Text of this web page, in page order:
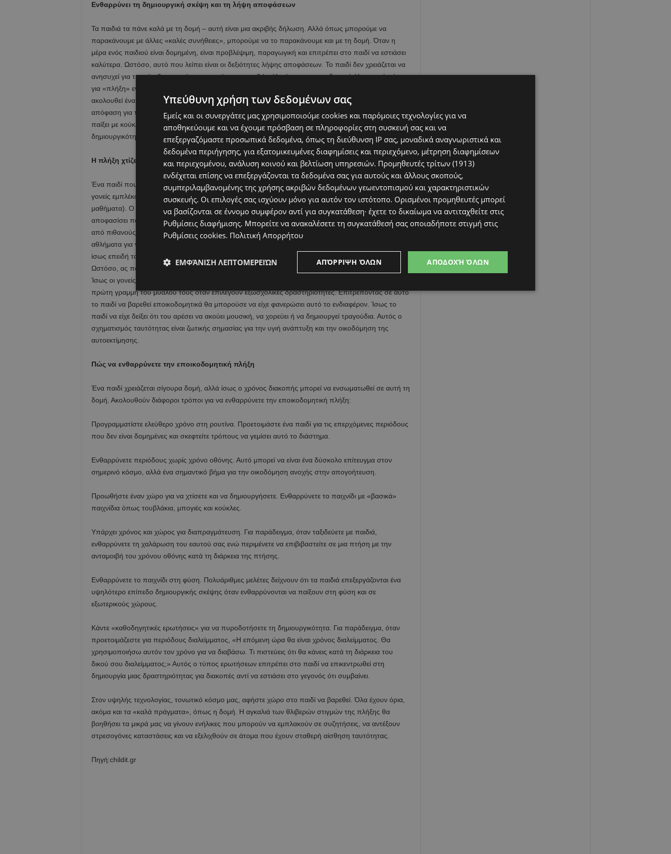
Ενθαρρύνει τη δημιουργική σκέψη και τη λήψη αποφάσεων
Τα παιδιά τα πάνε καλά με τη δομή – αυτή είναι μια ακριβής δήλωση. Αλλά όπως μπορούμε να
παρακάνουμε με άλλες «καλές συνήθειες», μπορούμε να το παρακάνουμε και με τη δομή. Όταν η
μέρα ενός παιδιού είναι δομημένη, είναι προβλέψιμη, παραγωγική και επιτρέπει στο παιδί να εστιάσει
καλύτερα. Ωστόσο, αυτό που λείπει είναι οι δεξιότητες λήψης αποφάσεων. Το παιδί δεν χρειάζεται να
ανησυχεί για το πώς θα αφιερώσει τον χρόνο του, καθώς όλα έχουν προσχεδιαστεί. Η παροχή χώρου
για «πλήξη» ενθαρρύνει τη δημιουργική σκέψη και τις δεξιότητες επίλυσης προβλημάτων. Αντί να
ακολουθεί ένα πρόγραμμα και να πηγαίνει στην επόμενη εργασία, το παιδί θα πρέπει να πάρει μια
απόφαση για το πώς θα αφιερώσει το χρόνο του. Αυτό μπορεί να οδηγήσει στο να αποφασίσει να
παίξει με κούκλες που καλλιεργούν τη φαντασία, να αρπάξει μπογιές που μπορούν να ενισχύσουν τη
δημιουργικότητα ή να χτίσει ένα οχυρό που ενισχύει τις χωρικές δεξιότητες.
Η πλήξη χτίζει την ταυτότητα
Ένα παιδί που του δίνεται ο χώρος να αποφασίσει τι θέλει να κάνει είναι να χτίζει ταυτότητα. Συχνά, οι
γονείς εμπλέκουν τα παιδιά τους σε πολλές δραστηριότητες (αθλήματα, σύλλογοι, εξωσχολικά
μαθήματα). Ο στόχος είναι να εκτεθεί το παιδί σε πολλές εναλλακτικές λύσεις και στη συνέχεια να
αποφασίσει ποιες απολαμβάνουν περισσότερο. Αυτή είναι μια δίκαιη ιδέα, αλλά συνοδεύεται επίσης
από πιθανούς περιορισμούς και προκαταλήψεις. Για παράδειγμα, ένα παιδί συμμετέχει σε πολλά
αθλήματα για να προσδιορίσει ποιο προτιμά. Ας υποθέσουμε ότι το παιδί επιλέγει το ποδόσφαιρο,
ίσως επειδή τα καταφέρνει καλύτερα σε αυτό το άθλημα ή επειδή το έχουν ενθαρρύνει οι γονείς.
Ωστόσο, ας πούμε επίσης ότι αυτό το παιδί έχει εσωτερική δημιουργικότητα και μια θέση για μουσική.
Ίσως οι γονείς δεν είχαν ποτέ έλξη προς τη μουσική και τα όργανα, οπότε αυτή η ιδέα δεν ήταν στην
πρώτη γραμμή του μυαλού τους όταν επιλέγουν εξωσχολικές δραστηριότητες. Επιτρέποντας σε αυτό
το παιδί να βαρεθεί εποικοδομητικά θα μπορούσε να είχε φανερώσει αυτό το ενδιαφέρον. Ίσως το
παιδί να είχε δείξει ότι του αρέσει να ακούει μουσική, να χορεύει ή να δημιουργεί τραγούδια. Αυτός ο
σχηματισμός ταυτότητας είναι ζωτικής σημασίας για την υγιή ανάπτυξη και την οικοδόμηση της
αυτοεκτίμησης.
Πώς να ενθαρρύνετε την εποικοδομητική πλήξη
Ένα παιδί χρειάζεται σίγουρα δομή, αλλά ίσως ο χρόνος διακοπής μπορεί να ενσωματωθεί σε αυτή τη
δομή. Ακολουθούν διάφοροι τρόποι για να ενθαρρύνετε την εποικοδομητική πλήξη:
Προγραμματίστε ελεύθερο χρόνο στη ρουτίνα. Προετοιμάστε ένα παιδί για τις επερχόμενες περιόδους
που δεν είναι δομημένες και σκεφτείτε τρόπους να γεμίσει αυτό το διάστημα.
Ενθαρρύνετε περιόδους χωρίς χρόνο οθόνης. Αυτό μπορεί να είναι ένα δύσκολο επίτευγμα στον
σημερινό κόσμο, αλλά ένα σημαντικό βήμα για την οικοδόμηση ανοχής στην απογοήτευση.
Προωθήστε έναν χώρο για να χτίσετε και να δημιουργήσετε. Ενθαρρύνετε το παιχνίδι με «βασικά»
παιχνίδια όπως τουβλάκια, μπογιές και κούκλες.
Υπάρχει χρόνος και χώρος για διαπραγμάτευση. Για παράδειγμα, όταν ταξιδεύετε με παιδιά,
ενθαρρύνετε τη χαλάρωση του εαυτού σας ενώ περιμένετε να επιβιβαστείτε σε μια πτήση με την
ανταμοιβή του χρόνου οθόνης κατά τη διάρκεια της πτήσης.
Ενθαρρύνετε το παιχνίδι στη φύση. Πολυάριθμες μελέτες δείχνουν ότι τα παιδιά επεξεργάζονται ένα
υψηλότερο επίπεδο δημιουργικής σκέψης όταν ενθαρρύνονται να παίξουν στη φύση και σε
εξωτερικούς χώρους.
Κάντε «καθοδηγητικές ερωτήσεις» για να πυροδοτήσετε τη δημιουργικότητα. Για παράδειγμα, όταν
προετοιμάζεστε για περιόδους διαλείμματος, «Η επόμενη ώρα θα είναι χρόνος διαλείμματος. Θα
χρησιμοποιήσω αυτόν τον χρόνο για να διαβάσω. Τι πιστεύεις ότι θα κάνεις κατά τη διάρκεια του
δικού σου διαλείμματος;» Αυτός ο τύπος ερωτήσεων επιτρέπει στο παιδί να επικεντρωθεί στη
δημιουργία μιας δραστηριότητας για διακοπές αντί να εστιάσει στο γεγονός ότι συμβαίνει.
Στον υψηλής τεχνολογίας, τονωτικό κόσμο μας, αφήστε χώρο στο παιδί να βαρεθεί. Όλα έχουν όρια,
ακόμα και τα «καλά πράγματα», όπως η δομή. Η αγκαλιά των θλιβερών στιγμών της πλήξης θα
βοηθήσει τα μικρά μας να γίνουν ενήλικες που μπορούν να εμπλακούν σε συζητήσεις, να αντέξουν
στρεσογόνες καταστάσεις και να εξελιχθούν σε άτομα που έχουν σταθερή αίσθηση ταυτότητας.
Πηγή:childit.gr
Υπεύθυνη χρήση των δεδομένων σας
Εμείς και οι συνεργάτες μας χρησιμοποιούμε cookies και παρόμοιες τεχνολογίες για να
αποθηκεύουμε και να έχουμε πρόσβαση σε πληροφορίες στη συσκευή σας και να
επεξεργαζόμαστε προσωπικά δεδομένα, όπως τη διεύθυνση IP σας, μοναδικά αναγνωριστικά και
δεδομένα περιήγησης, για εξατομικευμένες διαφημίσεις και περιεχόμενο, μέτρηση διαφημίσεων
και περιεχομένου, ανάλυση κοινού και βελτίωση υπηρεσιών. Προμηθευτές τρίτων (1913)
ενδέχεται επίσης να επεξεργάζονται τα δεδομένα σας για αυτούς και άλλους σκοπούς,
συμπεριλαμβανομένης της χρήσης ακριβών δεδομένων γεωεντοπισμού και χαρακτηριστικών
συσκευής. Οι επιλογές σας ισχύουν μόνο για αυτόν τον ιστότοπο. Ορισμένοι προμηθευτές μπορεί
να βασίζονται σε έννομο συμφέρον αντί για συγκατάθεση· έχετε το δικαίωμα να αντιταχθείτε στις
Ρυθμίσεις διαφήμισης. Μπορείτε να ανακαλέσετε τη συγκατάθεσή σας οποιαδήποτε στιγμή στις
Ρυθμίσεις cookies. Πολιτική Απορρήτου
ΑΠΟΔΟΧΉ ΌΛΩΝ
ΑΠΌΡΡΙΨΗ ΌΛΩΝ
ΕΜΦΆΝΙΣΗ ΛΕΠΤΟΜΕΡΕΙΏΝ